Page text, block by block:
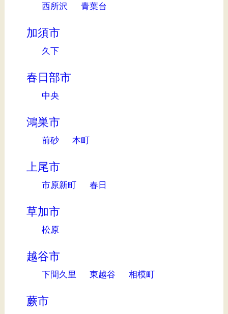
西所沢
青葉台
加須市
久下
春日部市
中央
鴻巣市
前砂 本町
上尾市
市原新町 春日
草加市
松原
越谷市
下間久里 東越谷 相模町
蕨市